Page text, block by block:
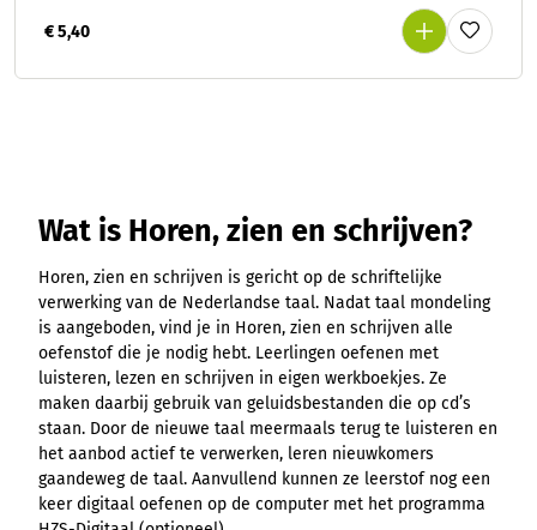
€ 5,40
Wat is Horen, zien en schrijven?
Horen, zien en schrijven is gericht op de schriftelijke
verwerking van de Nederlandse taal. Nadat taal mondeling
is aangeboden, vind je in Horen, zien en schrijven alle
oefenstof die je nodig hebt. Leerlingen oefenen met
luisteren, lezen en schrijven in eigen werkboekjes. Ze
maken daarbij gebruik van geluidsbestanden die op cd’s
staan. Door de nieuwe taal meermaals terug te luisteren en
het aanbod actief te verwerken, leren nieuwkomers
gaandeweg de taal. Aanvullend kunnen ze leerstof nog een
keer digitaal oefenen op de computer met het programma